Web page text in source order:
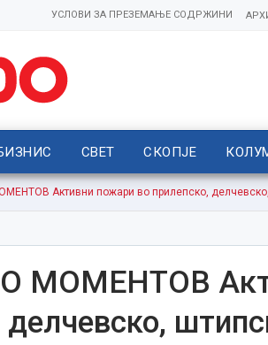
УСЛОВИ ЗА ПРЕЗЕМАЊЕ СОДРЖИНИ
СВЕТ СКОПЈЕ
Активни пожари во прилепско, делчевско,
МОМЕНТОВ
делчевско,